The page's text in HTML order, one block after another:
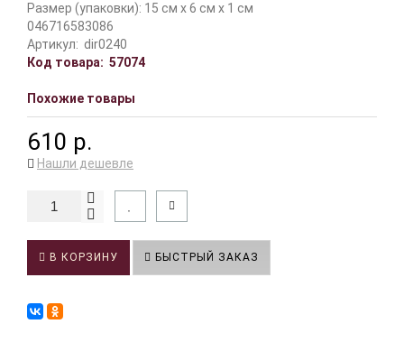
Размер (упаковки): 15 см x 6 см x 1 см
046716583086
Артикул: dir0240
Код товара: 57074
Похожие товары
610 р.
Нашли дешевле
В КОРЗИНУ БЫСТРЫЙ ЗАКАЗ